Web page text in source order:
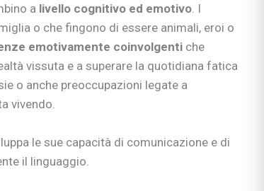
a livello cognitivo ed emotivo. I
o che fingono di essere animali, eroi o
emotivamente coinvolgentiche
vissuta e a superare la quotidiana fatica
o anche preoccupazioni legate a
vivendo.
le sue capacità di comunicazione e di
il linguaggio.